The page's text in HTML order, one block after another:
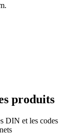
produits
DIN et les codes